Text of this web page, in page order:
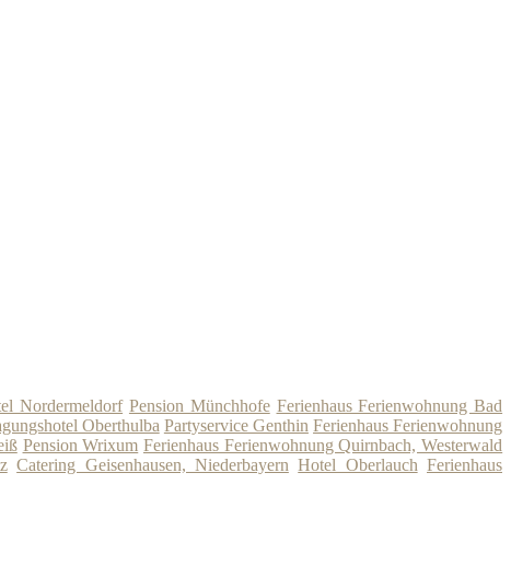
Nordermeldorf Pension Münchhofe Ferienhaus Ferienwohnung Bad
Oberthulba Partyservice Genthin Ferienhaus Ferienwohnung
Pension Wrixum Ferienhaus Ferienwohnung Quirnbach, Westerwald
Catering Geisenhausen, Niederbayern Hotel Oberlauch Ferienhaus